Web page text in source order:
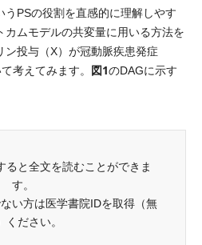
PSの役割を直感的に理解しやす
カムモデルの共変量に用いる方法を
投与（X）が冠動脈疾患発症
考えてみます。 図1のDAGに示す
ると全文を読むことができま
す。
い方は医学書院IDを取得（無
ください。